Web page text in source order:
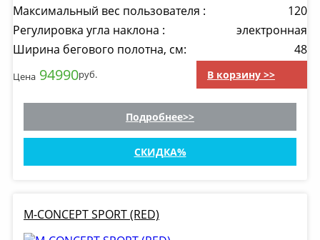
Максимальный вес пользователя :
120
Регулировка угла наклона :
электронная
Ширина бегового полотна, см:
48
Цена 94990руб. В корзину >>
Подробнее
СКИДКА
M-CONCEPT SPORT (RED)